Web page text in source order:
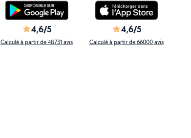
4,6/5
Calculé à partir de 48731 avis
4,6/5
Calculé à partir de 66000 avis